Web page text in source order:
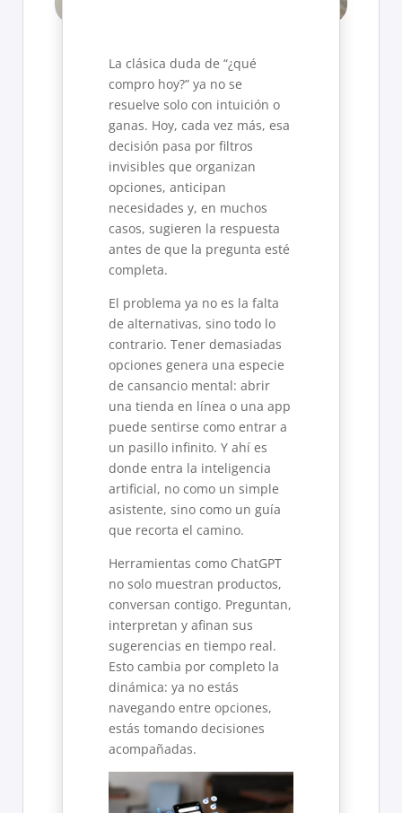
La clásica duda de “¿qué
compro hoy?” ya no se
resuelve solo con intuición o
ganas. Hoy, cada vez más, esa
decisión pasa por filtros
invisibles que organizan
opciones, anticipan
necesidades y, en muchos
casos, sugieren la respuesta
antes de que la pregunta esté
completa.
El problema ya no es la falta
de alternativas, sino todo lo
contrario. Tener demasiadas
opciones genera una especie
de cansancio mental: abrir
una tienda en línea o una app
puede sentirse como entrar a
un pasillo infinito. Y ahí es
donde entra la inteligencia
artificial, no como un simple
asistente, sino como un guía
que recorta el camino.
Herramientas como ChatGPT
no solo muestran productos,
conversan contigo. Preguntan,
interpretan y afinan sus
sugerencias en tiempo real.
Esto cambia por completo la
dinámica: ya no estás
navegando entre opciones,
estás tomando decisiones
acompañadas.